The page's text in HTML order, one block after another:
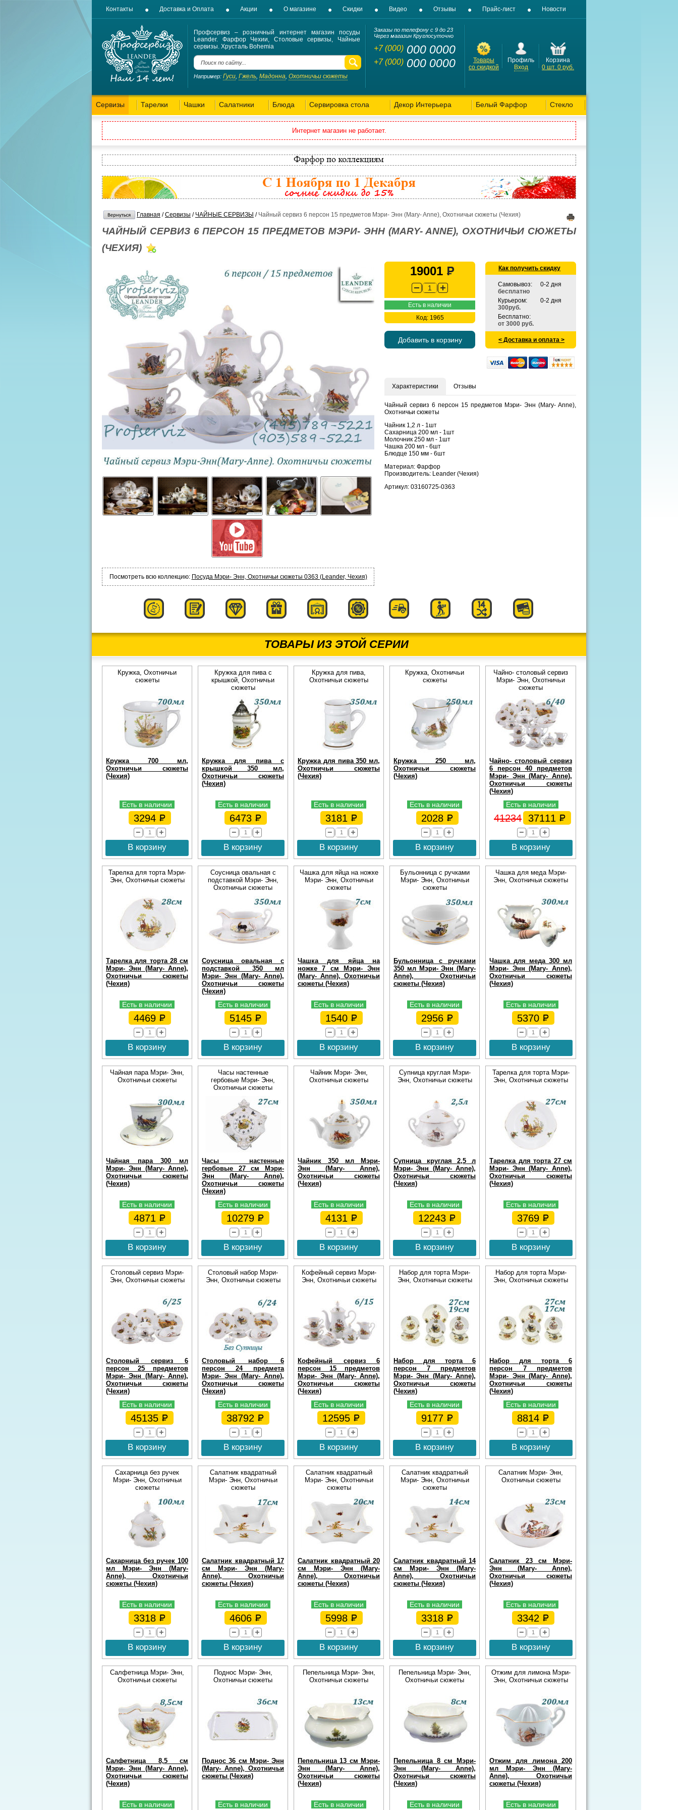
Контакты Доставка и Оплата Акции О магазине Скидки Видео Отзывы Прайс-лист Новости
Профсервиз – розничный интернет магазин посуды
Leander. Фарфор Чехии, Столовые сервизы, Чайные
сервизы. Хрусталь Bohemia
Например: Гуси Гжель Мадонна Охотничьи сюжеты
Заказы по телефону с 9 до 23
Через магазин Круглосуточно
+7 (000) 000 0000
+7 (000) 000 0000
Товары
со скидкой
Профиль
Вход
Корзина
0 шт. 0 руб.
Сервизы Тарелки Чашки Салатники Блюда Сервировка стола Декор Интерьера Белый Фарфор Стекло
Интернет магазин не работает.
Главная /Сервизы / ЧАЙНЫЕ СЕРВИЗЫ / Чайный сервиз 6 персон 15 предметов Мэри- Энн (Mary- Anne), Охотничьи сюжеты (Чехия)
ЧАЙНЫЙ СЕРВИЗ 6 ПЕРСОН 15 ПРЕДМЕТОВ МЭРИ- ЭНН (MARY- ANNE), ОХОТНИЧЬИ СЮЖЕТЫ
(ЧЕХИЯ)
Посмотреть всю коллекцию: Посуда Мэри- Энн, Охотничьи сюжеты 0363 (Leander, Чехия)
19001
Есть в наличии
Код: 1965
Добавить в корзину
Как получить скидку
Самовывоз:
бесплатно
0-2 дня
Курьером:
300руб.
0-2 дня
Бесплатно:
от 3000 руб.
< Доставка и оплата >
Характеристики Отзывы
Чайный сервиз 6 персон 15 предметов Мэри- Энн (Mary- Anne),
Охотничьи сюжеты
Чайник 1,2 л - 1шт
Сахарница 200 мл - 1шт
Молочник 250 мл - 1шт
Чашка 200 мл - 6шт
Блюдце 150 мм - 6шт
Материал: Фарфор
Производитель: Leander (Чехия)
Артикул: 03160725-0363
ТОВАРЫ ИЗ ЭТОЙ СЕРИИ
Кружка, Охотничьи
сюжеты
Кружка 700 мл,
Охотничьи сюжеты
(Чехия)
Есть в наличии
3294
В корзину
Кружка для пива с
крышкой, Охотничьи
сюжеты
Кружка для пива с
крышкой 350 мл,
Охотничьи сюжеты
(Чехия)
Есть в наличии
6473
В корзину
Кружка для пива,
Охотничьи сюжеты
Кружка для пива 350 мл,
Охотничьи сюжеты
(Чехия)
Есть в наличии
3181
В корзину
Кружка, Охотничьи
сюжеты
Кружка 250 мл,
Охотничьи сюжеты
(Чехия)
Есть в наличии
2028
В корзину
Чайно- столовый сервиз
Мэри- Энн, Охотничьи
сюжеты
Чайно- столовый сервиз
6 персон 40 предметов
Мэри- Энн (Mary- Anne),
Охотничьи сюжеты
(Чехия)
Есть в наличии
41234 37111
В корзину
Тарелка для торта Мэри-
Энн, Охотничьи сюжеты
Тарелка для торта 28 см
Мэри- Энн (Mary- Anne),
Охотничьи сюжеты
(Чехия)
Есть в наличии
4469
В корзину
Соусница овальная с
подставкой Мэри- Энн,
Охотничьи сюжеты
Соусница овальная с
подставкой 350 мл
Мэри- Энн (Mary- Anne),
Охотничьи сюжеты
(Чехия)
Есть в наличии
5145
В корзину
Чашка для яйца на ножке
Мэри- Энн, Охотничьи
сюжеты
Чашка для яйца на
ножке 7 см Мэри- Энн
(Mary- Anne), Охотничьи
сюжеты (Чехия)
Есть в наличии
1540
В корзину
Бульонница с ручками
Мэри- Энн, Охотничьи
сюжеты
Бульонница с ручками
350 мл Мэри- Энн (Mary-
Anne), Охотничьи
сюжеты (Чехия)
Есть в наличии
2956
В корзину
Чашка для меда Мэри-
Энн, Охотничьи сюжеты
Чашка для меда 300 мл
Мэри- Энн (Mary- Anne),
Охотничьи сюжеты
(Чехия)
Есть в наличии
5370
В корзину
Чайная пара Мэри- Энн,
Охотничьи сюжеты
Чайная пара 300 мл
Мэри- Энн (Mary- Anne),
Охотничьи сюжеты
(Чехия)
Есть в наличии
4871
В корзину
Часы настенные
гербовые Мэри- Энн,
Охотничьи сюжеты
Часы настенные
гербовые 27 см Мэри-
Энн (Mary- Anne),
Охотничьи сюжеты
(Чехия)
Есть в наличии
10279
В корзину
Чайник Мэри- Энн,
Охотничьи сюжеты
Чайник 350 мл Мэри-
Энн (Mary- Anne),
Охотничьи сюжеты
(Чехия)
Есть в наличии
4131
В корзину
Супница круглая Мэри-
Энн, Охотничьи сюжеты
Супница круглая 2,5 л
Мэри- Энн (Mary- Anne),
Охотничьи сюжеты
(Чехия)
Есть в наличии
12243
В корзину
Тарелка для торта Мэри-
Энн, Охотничьи сюжеты
Тарелка для торта 27 см
Мэри- Энн (Mary- Anne),
Охотничьи сюжеты
(Чехия)
Есть в наличии
3769
В корзину
Столовый сервиз Мэри-
Энн, Охотничьи сюжеты
Столовый сервиз 6
персон 25 предметов
Мэри- Энн (Mary- Anne),
Охотничьи сюжеты
(Чехия)
Есть в наличии
45135
В корзину
Столовый набор Мэри-
Энн, Охотничьи сюжеты
Столовый набор 6
персон 24 предмета
Мэри- Энн (Mary- Anne),
Охотничьи сюжеты
(Чехия)
Есть в наличии
38792
В корзину
Кофейный сервиз Мэри-
Энн, Охотничьи сюжеты
Кофейный сервиз 6
персон 15 предметов
Мэри- Энн (Mary- Anne),
Охотничьи сюжеты
(Чехия)
Есть в наличии
12595
В корзину
Набор для торта Мэри-
Энн, Охотничьи сюжеты
Набор для торта 6
персон 7 предметов
Мэри- Энн (Mary- Anne),
Охотничьи сюжеты
(Чехия)
Есть в наличии
9177
В корзину
Набор для торта Мэри-
Энн, Охотничьи сюжеты
Набор для торта 6
персон 7 предметов
Мэри- Энн (Mary- Anne),
Охотничьи сюжеты
(Чехия)
Есть в наличии
8814
В корзину
Сахарница без ручек
Мэри- Энн, Охотничьи
сюжеты
Сахарница без ручек 100
мл Мэри- Энн (Mary-
Anne), Охотничьи
сюжеты (Чехия)
Есть в наличии
3318
В корзину
Салатник квадратный
Мэри- Энн, Охотничьи
сюжеты
Салатник квадратный 17
см Мэри- Энн (Mary-
Anne), Охотничьи
сюжеты (Чехия)
Есть в наличии
4606
В корзину
Салатник квадратный
Мэри- Энн, Охотничьи
сюжеты
Салатник квадратный 20
см Мэри- Энн (Mary-
Anne), Охотничьи
сюжеты (Чехия)
Есть в наличии
5998
В корзину
Салатник квадратный
Мэри- Энн, Охотничьи
сюжеты
Салатник квадратный 14
см Мэри- Энн (Mary-
Anne), Охотничьи
сюжеты (Чехия)
Есть в наличии
3318
В корзину
Салатник Мэри- Энн,
Охотничьи сюжеты
Салатник 23 см Мэри-
Энн (Mary- Anne),
Охотничьи сюжеты
(Чехия)
Есть в наличии
3342
В корзину
Салфетница Мэри- Энн,
Охотничьи сюжеты
Салфетница 8,5 см
Мэри- Энн (Mary- Anne),
Охотничьи сюжеты
(Чехия)
Есть в наличии
Поднос Мэри- Энн,
Охотничьи сюжеты
Поднос 36 см Мэри- Энн
(Mary- Anne), Охотничьи
сюжеты (Чехия)
Есть в наличии
Пепельница Мэри- Энн,
Охотничьи сюжеты
Пепельница 13 см Мэри-
Энн (Mary- Anne),
Охотничьи сюжеты
(Чехия)
Есть в наличии
Пепельница Мэри- Энн,
Охотничьи сюжеты
Пепельница 8 см Мэри-
Энн (Mary- Anne),
Охотничьи сюжеты
(Чехия)
Есть в наличии
Отжим для лимона Мэри-
Энн, Охотничьи сюжеты
Отжим для лимона 200
мл Мэри- Энн (Mary-
Anne), Охотничьи
сюжеты (Чехия)
Есть в наличии